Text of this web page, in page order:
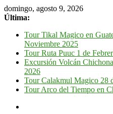
domingo, agosto 9, 2026
Última:
Tour Tikal Magico en
Noviembre 2025
Tour Ruta Puuc 1 de
Excursión Volcán
2026
Tour Calakmul Magico 28
Tour Arco del Tiempo en